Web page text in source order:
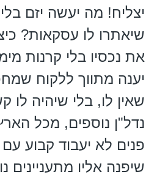
יצליח! מה יעשה יזם
שיאתרו לו עסקאות?
את נכסיו בלי קרנות
יענה מתווך ללקוח
שאין לו, בלי שיהיה לו
נדל"ן נוספים, מכל
פנים לא יעבוד קבוע
שיפנה אליו מתעניינים